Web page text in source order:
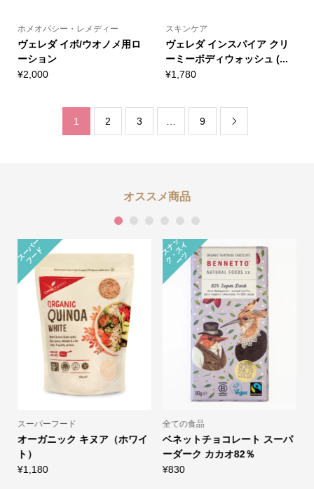
ホメオパシー・レメディー
ヴェレダ イボ/ウオノメ用ロ
ーション
¥2,000
スキンケア
ヴェレダ インスパイア クリ
ーミーボディウォッシュ (...
¥1,780
1 2 3 9 
オススメ商品
ス
ー
パ
ー
フ
ー
ド
スーパーフード
オーガニック キヌア（ホワイ
ト）
¥1,180
ス
ナ
ッ
ク
・
ス
イ
ー
ツ
全ての食品
ベネットチョコレート スーパ
ーダーク カカオ82％
¥830
1 2 3 4 5 6